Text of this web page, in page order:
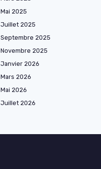
Mai 2025
Juillet 2025
Septembre 2025
Novembre 2025
Janvier 2026
Mars 2026
Mai 2026
Juillet 2026